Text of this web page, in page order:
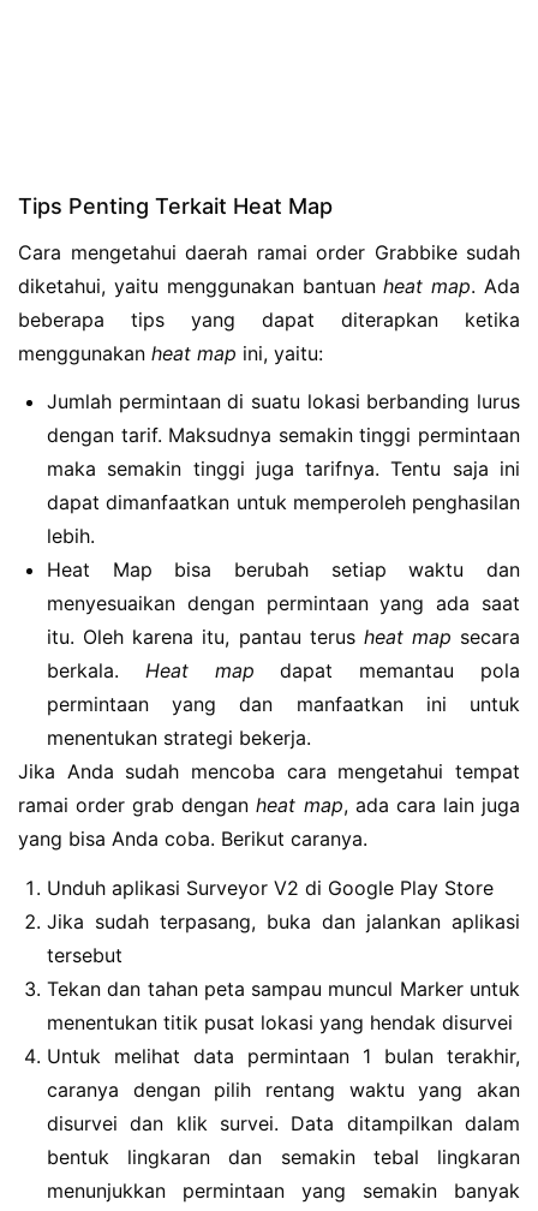
Tips Penting Terkait Heat Map
Cara mengetahui daerah ramai order Grabbike sudah
diketahui, yaitu menggunakan bantuanheat map. Ada
beberapa tips yang dapat diterapkan ketika
menggunakan heat map ini, yaitu:
Jumlah permintaan di suatu lokasi berbanding lurus
dengan tarif. Maksudnya semakin tinggi permintaan
maka semakin tinggi juga tarifnya. Tentu saja ini
dapat dimanfaatkan untuk memperoleh penghasilan
lebih.
Heat Map bisa berubah setiap waktu dan
menyesuaikan dengan permintaan yang ada saat
itu. Oleh karena itu, pantau terus heat map secara
berkala. Heat map dapat memantau pola
permintaan yang dan manfaatkan ini untuk
menentukan strategi bekerja.
Jika Anda sudah mencoba cara mengetahui tempat
ramai order grab denganheat map, ada cara lain juga
yang bisa Anda coba. Berikut caranya.
Unduh aplikasi Surveyor V2 di Google Play Store
Jika sudah terpasang, buka dan jalankan aplikasi
tersebut
Tekan dan tahan peta sampau muncul Marker untuk
menentukan titik pusat lokasi yang hendak disurvei
Untuk melihat data permintaan 1 bulan terakhir,
caranya dengan pilih rentang waktu yang akan
disurvei dan klik survei. Data ditampilkan dalam
bentuk lingkaran dan semakin tebal lingkaran
menunjukkan permintaan yang semakin banyak